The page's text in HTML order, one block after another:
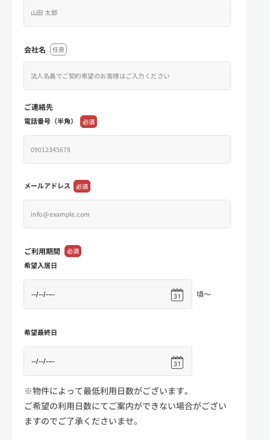
会社名 任意
ご連絡先
電話番号（半角） 必須
メールアドレス 必須
ご利用期間 必須
希望入居日
頃～
希望最終日
※物件によって最低利用日数がございます。
ご希望の利用日数にてご案内ができない場合がござい
ますのでご了承くださいませ。